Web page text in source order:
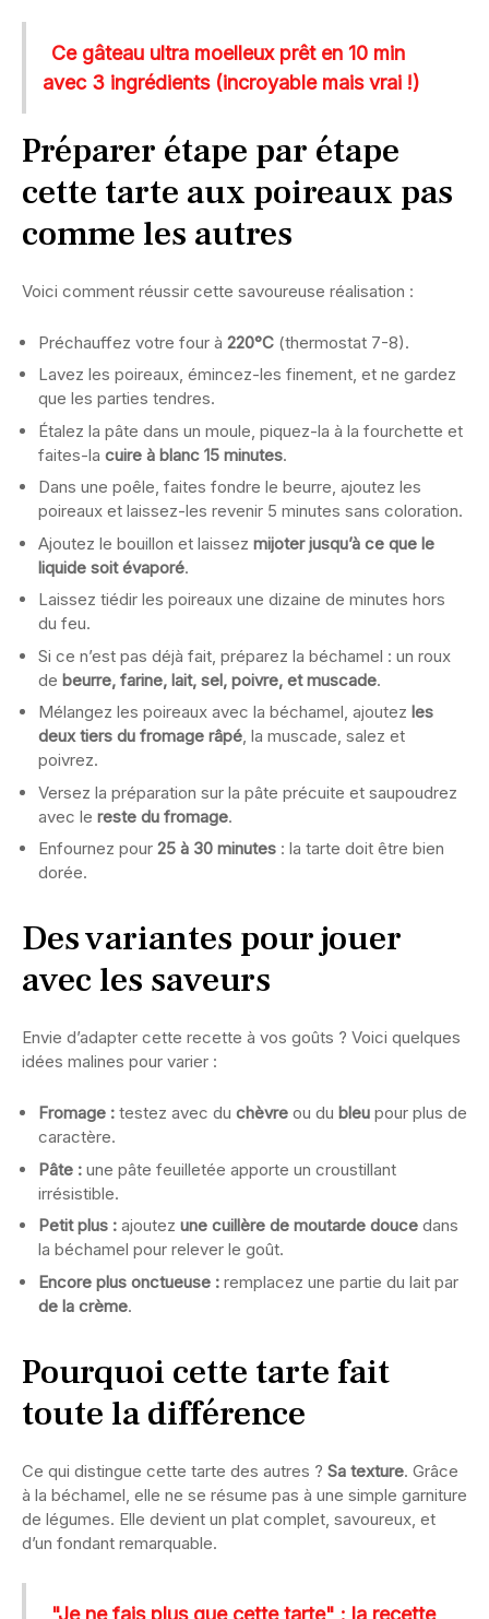
Ce gâteau ultra moelleux prêt en 10 min
avec 3 ingrédients (incroyable mais vrai !)
Préparer étape par étape
cette tarte aux poireaux pas
comme les autres
Voici comment réussir cette savoureuse réalisation :
Préchauffez votre four à 220°C (thermostat 7-8).
Lavez les poireaux, émincez-les finement, et ne gardez
que les parties tendres.
Étalez la pâte dans un moule, piquez-la à la fourchette et
faites-la cuire à blanc 15 minutes.
Dans une poêle, faites fondre le beurre, ajoutez les
poireaux et laissez-les revenir 5 minutes sans coloration.
Ajoutez le bouillon et laissez mijoter jusqu’à ce que le
liquide soit évaporé.
Laissez tiédir les poireaux une dizaine de minutes hors
du feu.
Si ce n’est pas déjà fait, préparez la béchamel : un roux
de beurre, farine, lait, sel, poivre, et muscade.
Mélangez les poireaux avec la béchamel, ajoutez les
deux tiers du fromage râpé, la muscade, salez et
poivrez.
Versez la préparation sur la pâte précuite et saupoudrez
avec le reste du fromage.
Enfournez pour 25 à 30 minutes : la tarte doit être bien
dorée.
Des variantes pour jouer
avec les saveurs
Envie d’adapter cette recette à vos goûts ? Voici quelques
idées malines pour varier :
Fromage : testez avec du chèvre ou du bleu pour plus de
caractère.
Pâte : une pâte feuilletée apporte un croustillant
irrésistible.
Petit plus : ajoutez une cuillère de moutarde douce dans
la béchamel pour relever le goût.
Encore plus onctueuse : remplacez une partie du lait par
de la crème.
Pourquoi cette tarte fait
toute la différence
Ce qui distingue cette tarte des autres ? Sa texture. Grâce
à la béchamel, elle ne se résume pas à une simple garniture
de légumes. Elle devient un plat complet, savoureux, et
d’un fondant remarquable.
"Je ne fais plus que cette tarte" : la recette